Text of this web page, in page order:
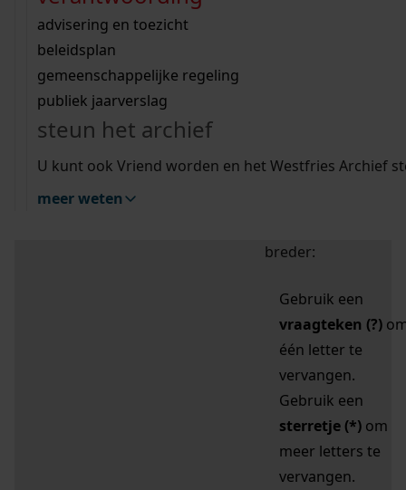
bouwvergunningen
omgevingsvergunningen
vergunningen
beeld en geluid
uitleg nodig?
Wij helpen u op weg met een aantal zoektips.
bekijk alle zoektips
Wij helpen u op weg met een aantal zoektips.
bekijk alle zoektips
bekijk ons geschiedenislokaal
advisering en toezicht
beleidsplan
gemeenschappelijke regeling
publiek jaarverslag
steun het archief
U kunt ook Vriend worden en het Westfries Archief
meer weten
zoektips
Mijn Studiezaal (inloggen)
uw zoekopdracht te
breder:
Gebruik een
vraagteken (?)
één letter te
vervangen.
Gebruik een
sterretje (*) om
meer letters te
vervangen.